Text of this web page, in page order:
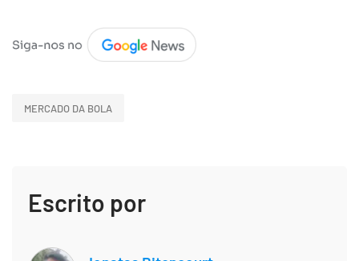
MERCADO DA BOLA
Escrito por